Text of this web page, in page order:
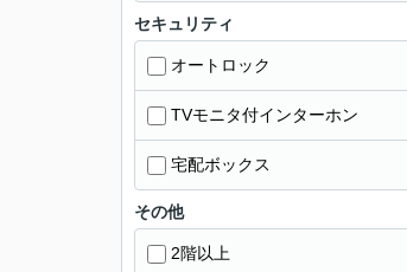
セキュリティ
オートロック
TVモニタ付インターホン
宅配ボックス
その他
2階以上